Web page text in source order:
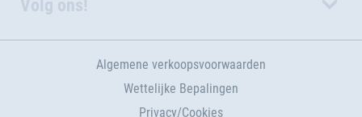
Volg ons!
Algemene verkoopsvoorwaarden
Wettelijke Bepalingen
Privacy/Cookies